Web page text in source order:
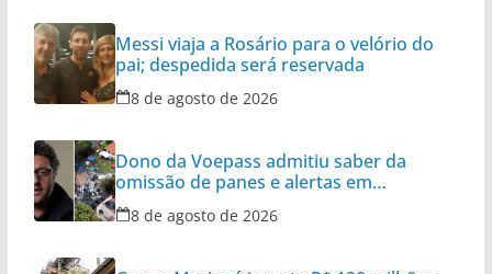
Messi viaja a Rosário para o velório do
pai; despedida será reservada
8 de agosto de 2026
Dono da Voepass admitiu saber da
omissão de panes e alertas em
aeronaves
8 de agosto de 2026